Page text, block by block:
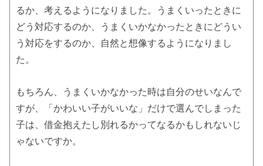
るか、考えるようになりました。うまくいったときに
どう対応するのか、うまくいかなかったときにどうい
う対応をするのか、自然と想像するようになりまし
た。
もちろん、うまくいかなかった時は自分のせいなんで
すが、「かわいい子がいいな」だけで選んでしまった
子は、借金抱えたし別れるかってなるかもしれないじ
ゃないですか。